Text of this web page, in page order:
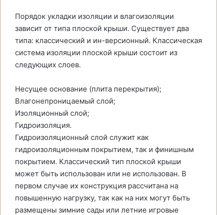
Порядок укладки изоляции и влагоизоляции
зависит от типа плоской крыши. Существует два
типа: классический и ин-версионный. Классическая
система изоляции плоской крыши состоит из
следующих слоев.
Несущее основание (плита перекрытия);
Влагонепроницаемый слой;
Изоляционный слой;
Гидроизоляция.
Гидроизоляционный слой служит как
гидроизоляционным покрытием, так и финишным
покрытием. Классический тип плоской крыши
может быть использован или не использован. В
первом случае их конструкция рассчитана на
повышенную нагрузку, так как на них могут быть
размещены зимние сады или летние игровые